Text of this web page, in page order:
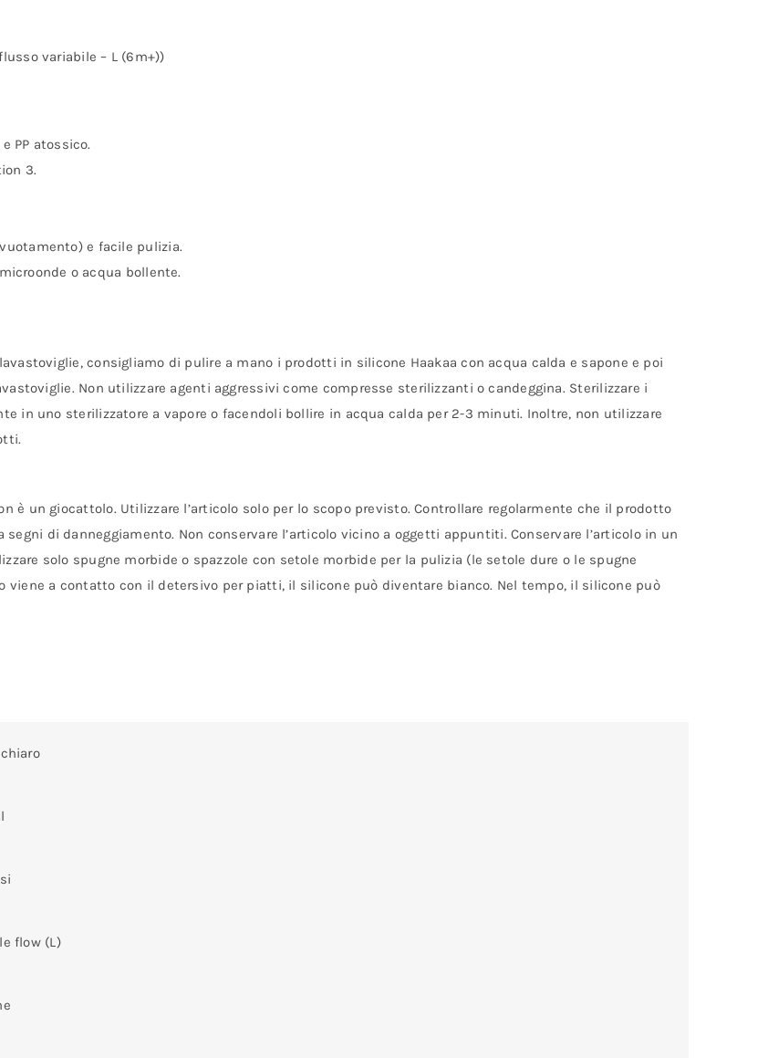
variabile – L (6m+))
PP atossico.
3.
e facile pulizia.
o acqua bollente.
consigliamo di pulire a mano i prodotti in silicone Haakaa con acqua calda e sapone e poi
Non utilizzare agenti aggressivi come compresse sterilizzanti o candeggina. Sterilizzare i
in uno sterilizzatore a vapore o facendoli bollire in acqua calda per 2-3 minuti. Inoltre, non utilizzare
è un giocattolo. Utilizzare l’articolo solo per lo scopo previsto. Controllare regolarmente che il prodotto
di danneggiamento. Non conservare l’articolo vicino a oggetti appuntiti. Conservare l’articolo in un
solo spugne morbide o spazzole con setole morbide per la pulizia (le setole dure o le spugne
viene a contatto con il detersivo per piatti, il silicone può diventare bianco. Nel tempo, il silicone può
flow (L)